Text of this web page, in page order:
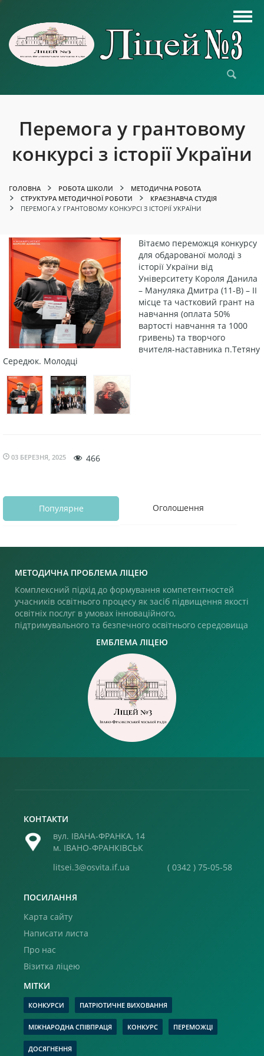
Перемога у грантовому
конкурсі з історії України
ГОЛОВНА РОБОТА ШКОЛИ
МЕТОДИЧНА РОБОТА
СТРУКТУРА МЕТОДИЧНОЇ РОБОТИ
КРАЄЗНАВЧА СТУДІЯ
ПЕРЕМОГА У ГРАНТОВОМУ КОНКУРСІ З ІСТОРІЇ УКРАЇНИ
Вітаємо переможця конкурсу
для обдарованої молоді з
історії України від
Університету Короля Данила
– Мануляка Дмитра (11-В) – ІІ
місце та частковий грант на
навчання (оплата 50%
вартості навчання та 1000
гривень) та творчого
вчителя-наставника п.Тетяну
Середюк. Молодці
03 БЕРЕЗНЯ, 2025 466
Популярне Оголошення
МЕТОДИЧНА ПРОБЛЕМА ЛІЦЕЮ
Комплексний підхід до формування компетентностей
учасників освітнього процесу як засіб підвищення якості
освітніх послуг в умовах інноваційного,
підтримувального та безпечного освітнього середовища
ЕМБЛЕМА ЛІЦЕЮ
КОНТАКТИ
вул. ІВАНА-ФРАНКА, 14
м. ІВАНО-ФРАНКІВСЬК
litsei.3@osvita.if.ua
( 0342 ) 75-05-58
ПОСИЛАННЯ
Карта сайту
Написати листа
Про нас
Візитка ліцею
МІТКИ
КОНКУРСИ ПАТРІОТИЧНЕ ВИХОВАННЯ
МІЖНАРОДНА СПІВПРАЦЯ КОНКУРС ПЕРЕМОЖЦІ
ДОСЯГНЕННЯ